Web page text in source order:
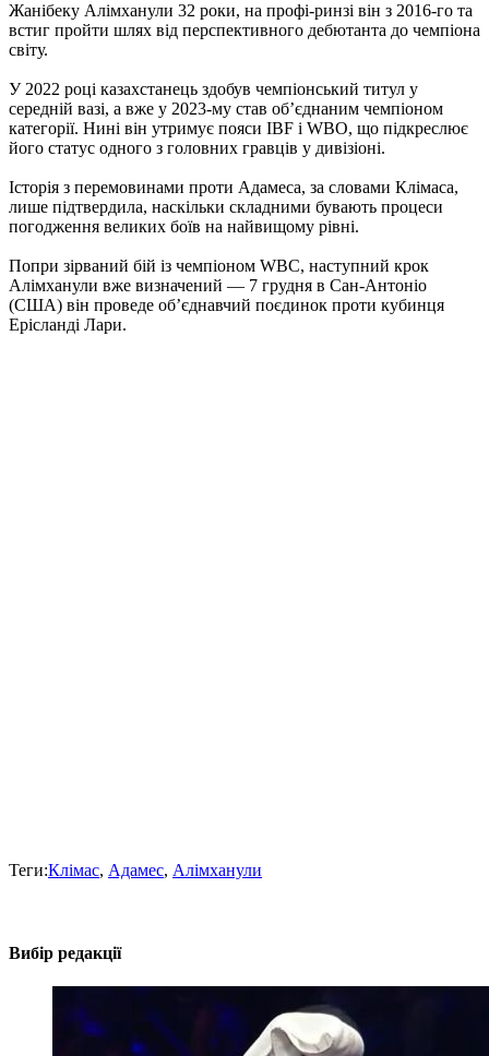
Жанібеку Алімханули 32 роки, на профі-ринзі він з 2016-го та
встиг пройти шлях від перспективного дебютанта до чемпіона
світу.
У 2022 році казахстанець здобув чемпіонський титул у
середній вазі, а вже у 2023-му став об’єднаним чемпіоном
категорії. Нині він утримує пояси IBF і WBO, що підкреслює
його статус одного з головних гравців у дивізіоні.
Історія з перемовинами проти Адамеса, за словами Клімаса,
лише підтвердила, наскільки складними бувають процеси
погодження великих боїв на найвищому рівні.​
Попри зірваний бій із чемпіоном WBC, наступний крок
Алімханули вже визначений — 7 грудня в Сан-Антоніо
(США) він проведе об’єднавчий поєдинок проти кубинця
Ерісланді Лари.
Теги:Клімас, Адамес, Алімханули
Вибір редакції